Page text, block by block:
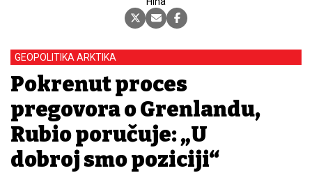
GEOPOLITIKA ARKTIKA
Pokrenut proces
pregovora o Grenlandu,
Rubio poručuje: „U
dobroj smo poziciji“